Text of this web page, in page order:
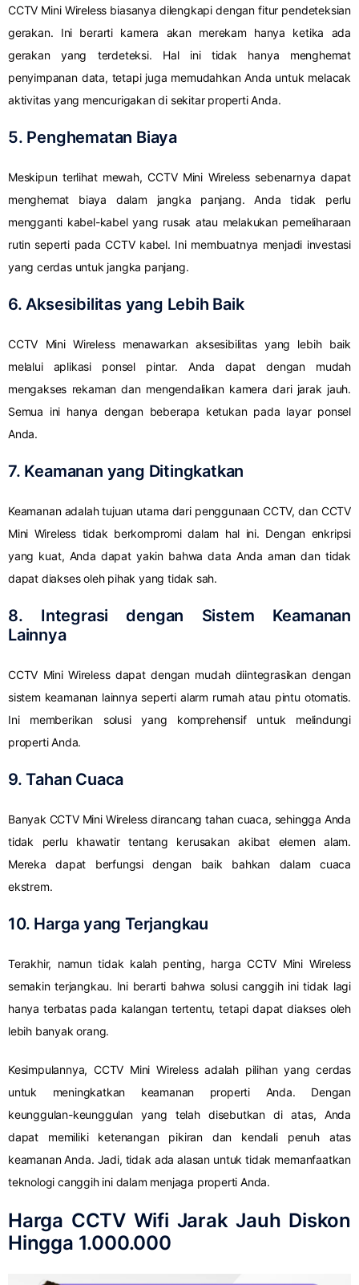
CCTV Mini Wireless biasanya dilengkapi dengan fitur pendeteksian
gerakan. Ini berarti kamera akan merekam hanya ketika ada
gerakan yang terdeteksi. Hal ini tidak hanya menghemat
penyimpanan data, tetapi juga memudahkan Anda untuk melacak
aktivitas yang mencurigakan di sekitar properti Anda.
5. Penghematan Biaya
Meskipun terlihat mewah, CCTV Mini Wireless sebenarnya dapat
menghemat biaya dalam jangka panjang. Anda tidak perlu
mengganti kabel-kabel yang rusak atau melakukan pemeliharaan
rutin seperti pada CCTV kabel. Ini membuatnya menjadi investasi
yang cerdas untuk jangka panjang.
6. Aksesibilitas yang Lebih Baik
CCTV Mini Wireless menawarkan aksesibilitas yang lebih baik
melalui aplikasi ponsel pintar. Anda dapat dengan mudah
mengakses rekaman dan mengendalikan kamera dari jarak jauh.
Semua ini hanya dengan beberapa ketukan pada layar ponsel
Anda.
7. Keamanan yang Ditingkatkan
Keamanan adalah tujuan utama dari penggunaan CCTV, dan CCTV
Mini Wireless tidak berkompromi dalam hal ini. Dengan enkripsi
yang kuat, Anda dapat yakin bahwa data Anda aman dan tidak
dapat diakses oleh pihak yang tidak sah.
8. Integrasi dengan Sistem Keamanan
Lainnya
CCTV Mini Wireless dapat dengan mudah diintegrasikan dengan
sistem keamanan lainnya seperti alarm rumah atau pintu otomatis.
Ini memberikan solusi yang komprehensif untuk melindungi
properti Anda.
9. Tahan Cuaca
Banyak CCTV Mini Wireless dirancang tahan cuaca, sehingga Anda
tidak perlu khawatir tentang kerusakan akibat elemen alam.
Mereka dapat berfungsi dengan baik bahkan dalam cuaca
ekstrem.
10. Harga yang Terjangkau
Terakhir, namun tidak kalah penting, harga CCTV Mini Wireless
semakin terjangkau. Ini berarti bahwa solusi canggih ini tidak lagi
hanya terbatas pada kalangan tertentu, tetapi dapat diakses oleh
lebih banyak orang.
Kesimpulannya, CCTV Mini Wireless adalah pilihan yang cerdas
untuk meningkatkan keamanan properti Anda. Dengan
keunggulan-keunggulan yang telah disebutkan di atas, Anda
dapat memiliki ketenangan pikiran dan kendali penuh atas
keamanan Anda. Jadi, tidak ada alasan untuk tidak memanfaatkan
teknologi canggih ini dalam menjaga properti Anda.
Harga CCTV Wifi Jarak Jauh Diskon
Hingga 1.000.000